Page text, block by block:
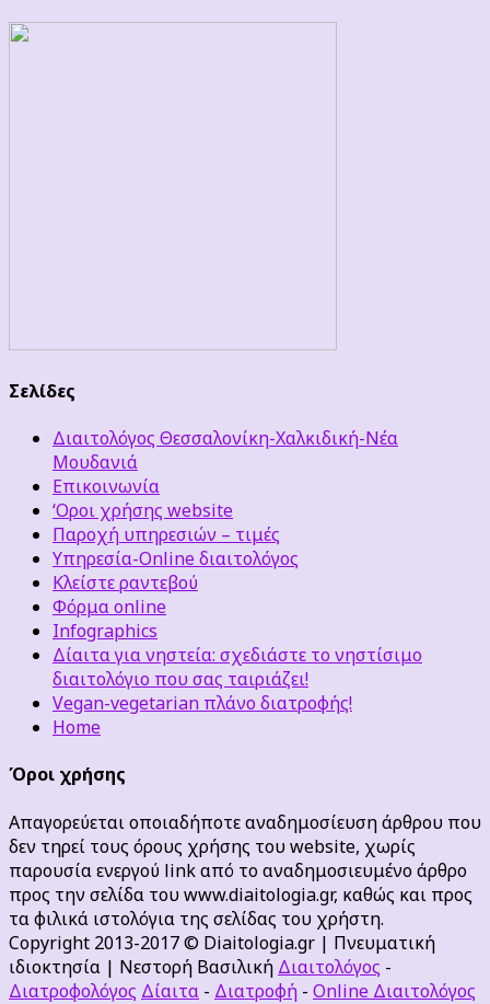
Σελίδες
Διαιτολόγος Θεσσαλονίκη-Χαλκιδική-Νέα
Μουδανιά
Επικοινωνία
‘Οροι χρήσης website
Παροχή υπηρεσιών – τιμές
Υπηρεσία-Online διαιτολόγος
Κλείστε ραντεβού
Φόρμα online
Infographics
Δίαιτα για νηστεία: σχεδιάστε το νηστίσιμο
διαιτολόγιο που σας ταιριάζει!
Vegan-vegetarian πλάνο διατροφής!
Home
Όροι χρήσης
Απαγορεύεται οποιαδήποτε αναδημοσίευση άρθρου που
δεν τηρεί τους όρους χρήσης του website, χωρίς
παρουσία ενεργού link από το αναδημοσιευμένο άρθρο
προς την σελίδα του www.diaitologia.gr, καθώς και προς
τα φιλικά ιστολόγια της σελίδας του χρήστη.
Copyright 2013-2017 © Diaitologia.gr | Πνευματική
ιδιοκτησία | Νεστορή Βασιλική Διαιτολόγος -
Διατροφολόγος Δίαιτα - Διατροφή - Online Διαιτολόγος